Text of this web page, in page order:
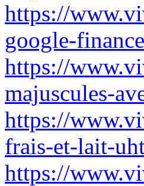
https://
google-
https://
majuscules-
https://
frais-et-lait-
https://